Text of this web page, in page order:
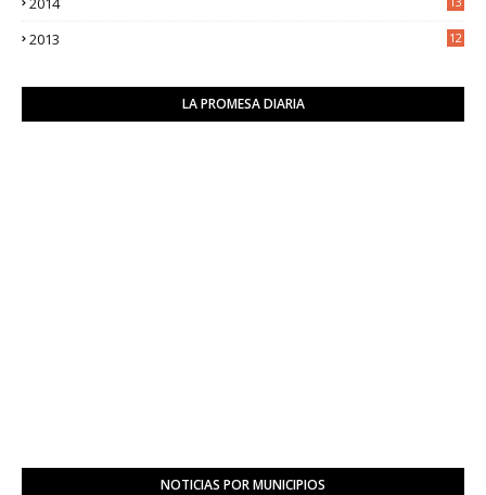
2013
12
LA PROMESA DIARIA
NOTICIAS POR MUNICIPIOS